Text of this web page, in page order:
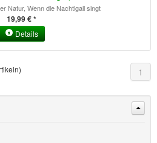
Natur, Wenn die Nachtigall singt
19,99 € *
Details
1